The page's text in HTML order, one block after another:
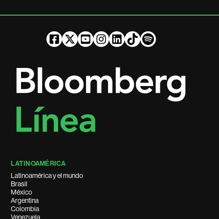
LATINOAMÉRICA
Latinoamérica y el mundo
Brasil
México
Argentina
Colombia
Venezuela